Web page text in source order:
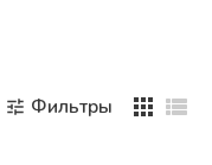
Фильтры